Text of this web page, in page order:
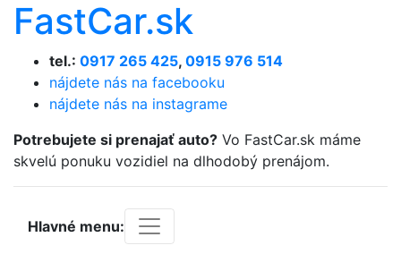
FastCar.sk
tel.: 0917 265 425, 0915 976 514
nájdete nás na facebooku
nájdete nás na instagrame
Potrebujete si prenajať auto? Vo FastCar.sk máme
skvelú ponuku vozidiel na dlhodobý prenájom.
Hlavné menu: